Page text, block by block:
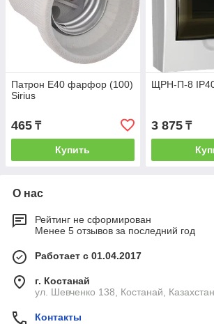
Патрон Е40 фарфор (100)
Sirius
465 ₸
Купить
ЩРН-П-8
3 875₸
О нас
Рейтинг не сформирован
Менее 5 отзывов за последний год
Работает с 01.04.2017
г. Костанай
ул. Шевченко 138, Костанай, Казахстан
Контакты